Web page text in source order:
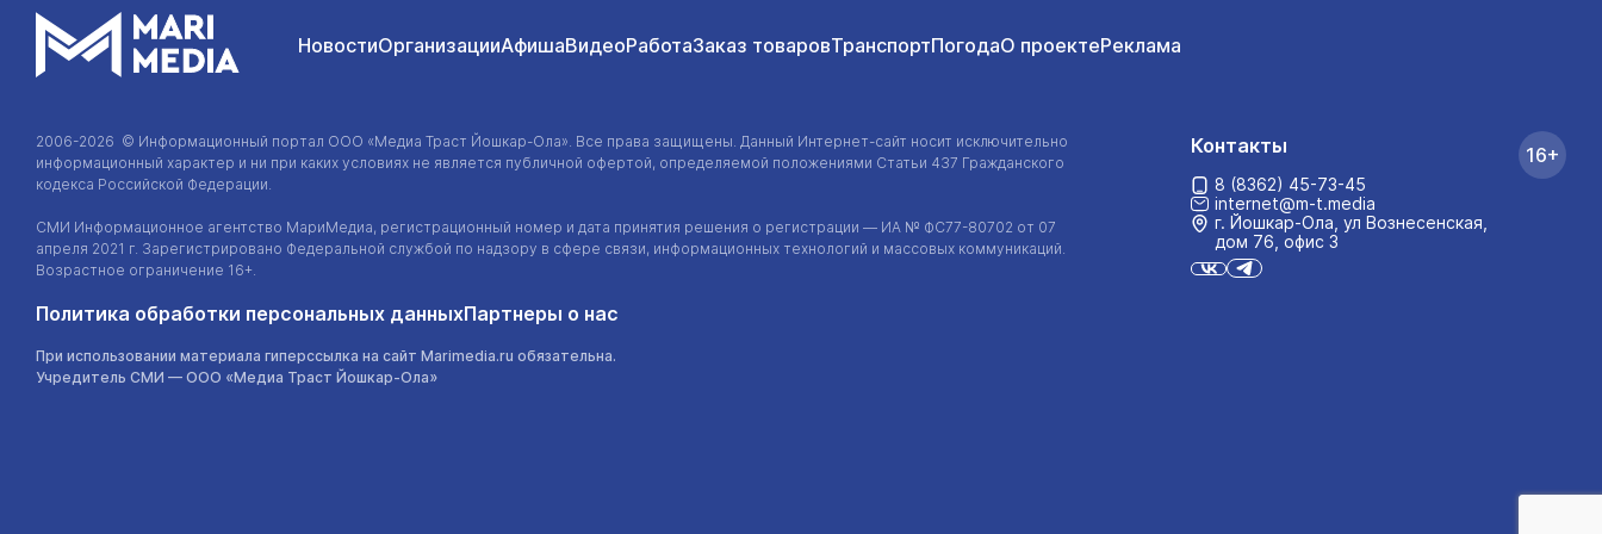
НовостиОрганизацииАфишаВидеоРаботаЗаказ товаровТранспортПогодаО проектеРеклама
2006-2026 © Информационный портал ООО «Медиа Траст Йошкар-Ола». Все права защищены. Данный Интернет-сайт носит исключительно
информационный характер и ни при каких условиях не является публичной офертой, определяемой положениями Статьи 437 Гражданского
кодекса Российской Федерации.
СМИ Информационное агентство МариМедиа, регистрационный номер и дата принятия решения о регистрации — ИА № ФС77-80702 от 07
апреля 2021 г. Зарегистрировано Федеральной службой по надзору в сфере связи, информационных технологий и массовых коммуникаций.
Возрастное ограничение 16+.
Политика обработки персональных данныхПартнеры о нас
При использовании материала гиперссылка на сайт Marimedia.ru обязательна.
Учредитель СМИ — ООО «Медиа Траст Йошкар-Ола»
Контакты
8 (8362) 45-73-45
internet@m-t.media
г. Йошкар‑Ола, ул Вознесенская,
дом 76, офис 3
16+